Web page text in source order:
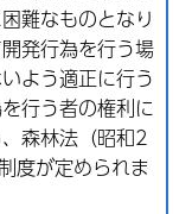
難なものとなり
発行為を行う場
よう適正に行う
行う者の権利に
森林法（昭和2
度が定められま